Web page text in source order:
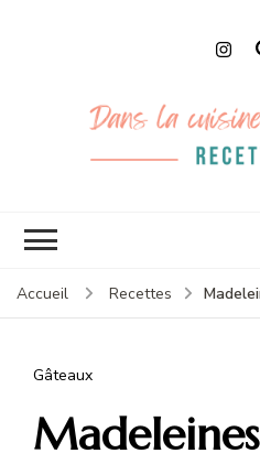
Accueil Recettes
Gâteaux